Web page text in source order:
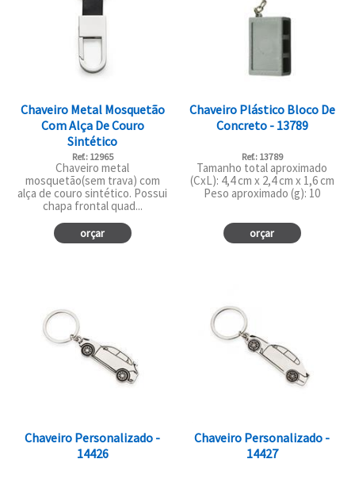
Chaveiro Metal Mosquetão
Com Alça De Couro
Sintético
Ref.: 12965
Chaveiro metal
mosquetão(sem trava) com
alça de couro sintético. Possui
chapa frontal quad...
orçar
Chaveiro Plástico Bloco De
Concreto - 13789
Ref.: 13789
Tamanho total aproximado
(CxL): 4,4 cm x 2,4 cm x 1,6 cm
Peso aproximado (g): 10
orçar
Chaveiro Personalizado -
14426
Chaveiro Personalizado -
14427